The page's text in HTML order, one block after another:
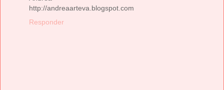
http://andreaarteva.blogspot.com
Responder